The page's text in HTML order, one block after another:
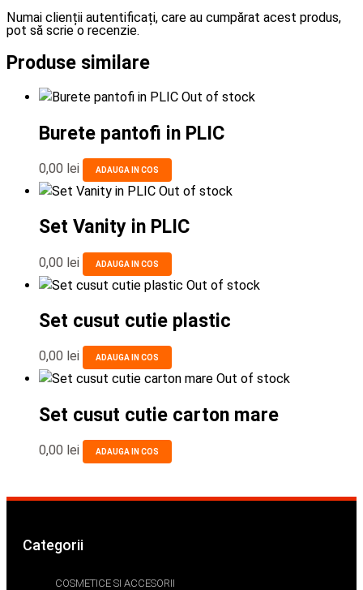
Numai clienții autentificați, care au cumpărat acest produs,
pot să scrie o recenzie.
Produse similare
Out of stock
Burete pantofi in PLIC
0,00 lei ADAUGA IN COS
Out of stock
Set Vanity in PLIC
0,00 lei ADAUGA IN COS
Out of stock
Set cusut cutie plastic
0,00 lei ADAUGA IN COS
Out of stock
Set cusut cutie carton mare
0,00 lei ADAUGA IN COS
Categorii
COSMETICE SI ACCESORII